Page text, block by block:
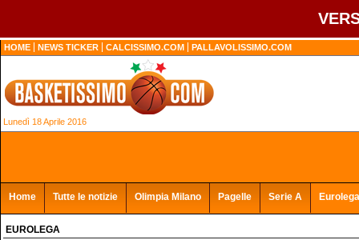
HOME NEWS TICKER CALCISSIMO.COM PALLAVOLISSIMO.COM
Lunedì 18 Aprile 2016
Home Tutte le notizie Olimpia Milano Pagelle Serie A Eurolega
EUROLEGA